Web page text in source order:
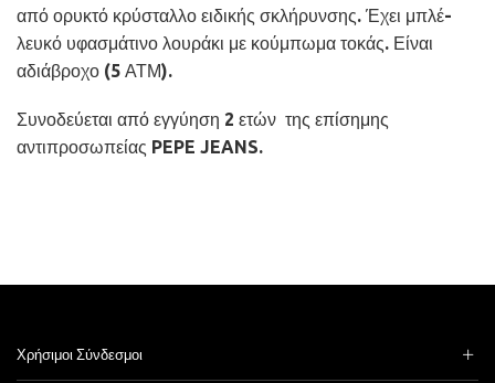
από ορυκτό κρύσταλλο ειδικής σκλήρυνσης. Έχει μπλέ-
λευκό υφασμάτινο λουράκι με κούμπωμα τοκάς. Είναι
αδιάβροχο (5 ΑΤΜ).
Συνοδεύεται από εγγύηση 2 ετών της επίσημης
αντιπροσωπείας PEPE JEANS.
Χρήσιμοι Σύνδεσμοι